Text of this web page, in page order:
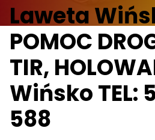
Laweta
POMOC
TIR,
Wińsko TEL:
588